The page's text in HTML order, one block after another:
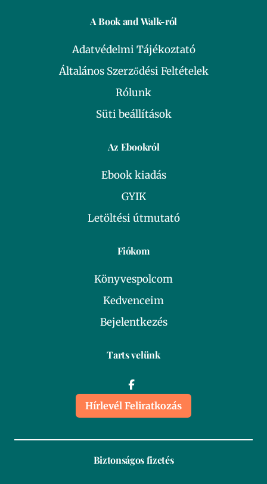
A Book and Walk-ról
Adatvédelmi Tájékoztató
Általános Szerződési Feltételek
Rólunk
Süti beállítások
Az Ebookról
Ebook kiadás
GYIK
Letöltési útmutató
Fiókom
Könyvespolcom
Kedvenceim
Bejelentkezés
Tarts velünk
Hírlevél Feliratkozás
Biztonságos fizetés